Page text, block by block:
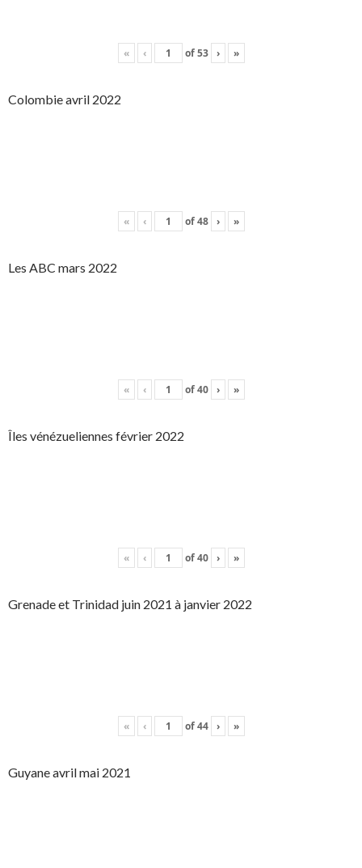
« ‹ of53 › »
Colombie avril 2022
« ‹ of48 › »
Les ABC mars 2022
« ‹ of40 › »
Îles vénézueliennes février 2022
« ‹ of40 › »
Grenade et Trinidad juin 2021 à janvier 2022
« ‹ of44 › »
Guyane avril mai 2021